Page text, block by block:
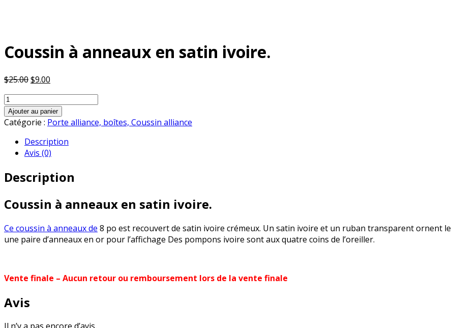
Coussin à anneaux en satin ivoire.
$25.00Le
était :
$25.00.
$9.00
est :
$9.00.
quantité
de
Coussin
anneaux
ivoire.
Ajouter au panier
Catégorie : Porte alliance, boîtes, Coussin alliance
Description
Avis (0)
Description
Coussin à anneaux en satin ivoire.
Ce coussin à anneaux de 8 po est recouvert de satin ivoire crémeux. Un satin ivoire et un ruban transparent ornent
une paire d’anneaux en or pour l’affichage Des pompons ivoire sont aux quatre coins de l’oreiller.
Vente finale – Aucun retour ou remboursement lors de la vente finale
Avis